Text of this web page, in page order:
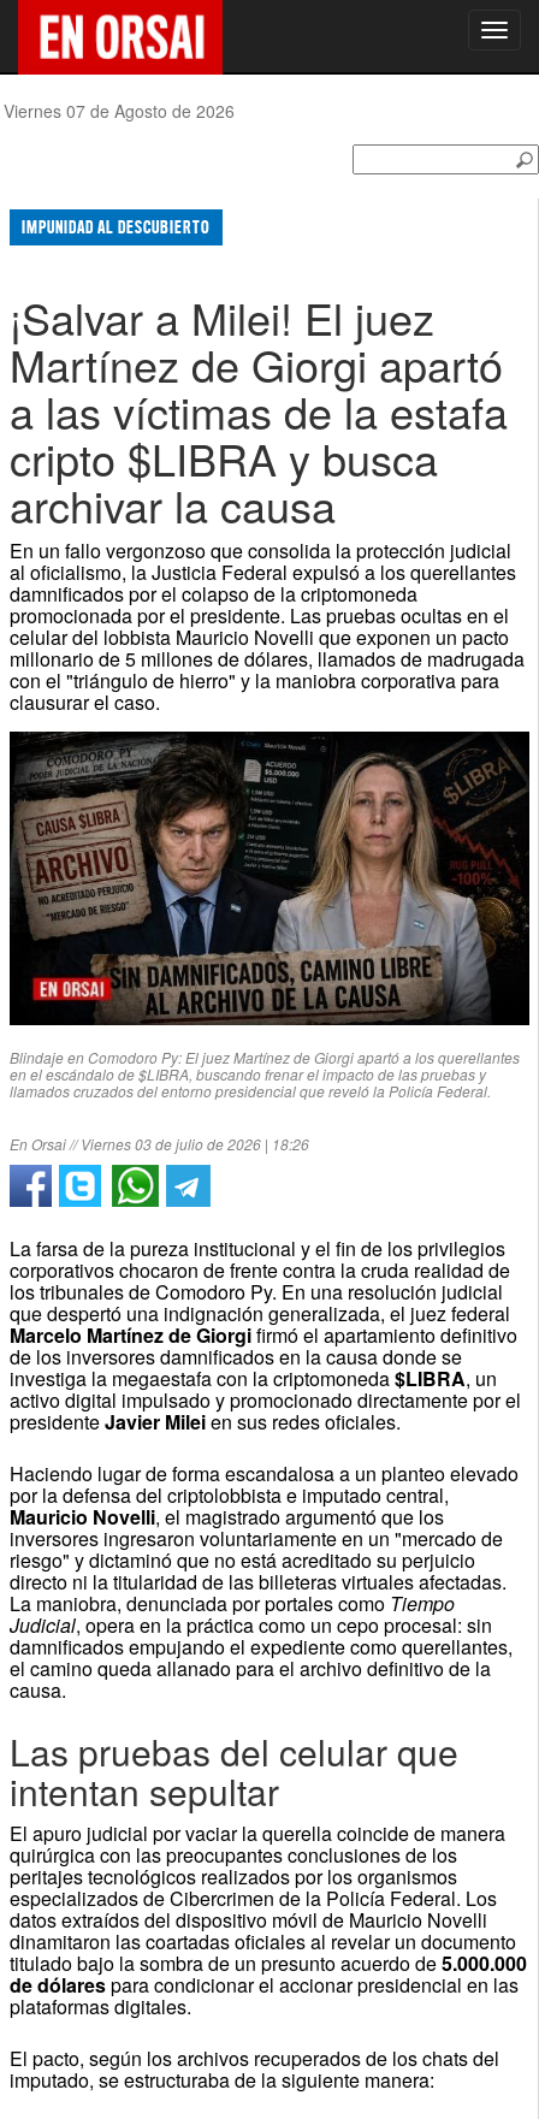
Viernes 07 de Agosto de 2026
IMPUNIDAD AL DESCUBIERTO
¡Salvar a Milei! El juez
Martínez de Giorgi apartó
a las víctimas de la estafa
cripto $LIBRA y busca
archivar la causa
En un fallo vergonzoso que consolida la protección judicial
al oficialismo, la Justicia Federal expulsó a los querellantes
damnificados por el colapso de la criptomoneda
promocionada por el presidente. Las pruebas ocultas en el
celular del lobbista Mauricio Novelli que exponen un pacto
millonario de 5 millones de dólares, llamados de madrugada
con el "triángulo de hierro" y la maniobra corporativa para
clausurar el caso.
Blindaje en Comodoro Py: El juez Martínez de Giorgi apartó a los querellantes
en el escándalo de $LIBRA, buscando frenar el impacto de las pruebas y
llamados cruzados del entorno presidencial que reveló la Policía Federal.
En Orsai // Viernes 03 de julio de 2026 | 18:26
La farsa de la pureza institucional y el fin de los privilegios
corporativos chocaron de frente contra la cruda realidad de
los tribunales de Comodoro Py. En una resolución judicial
que despertó una indignación generalizada, el juez federal
Marcelo Martínez de Giorgifirmó el apartamiento definitivo
de los inversores damnificados en la causa donde se
investiga la megaestafa con la criptomoneda$LIBRA, un
activo digital impulsado y promocionado directamente por el
presidenteJavier Mileien sus redes oficiales.
Haciendo lugar de forma escandalosa a un planteo elevado
por la defensa del criptolobbista e imputado central,
Mauricio Novelli, el magistrado argumentó que los
inversores ingresaron voluntariamente en un "mercado de
riesgo" y dictaminó que no está acreditado su perjuicio
directo ni la titularidad de las billeteras virtuales afectadas.
La maniobra, denunciada por portales como Tiempo
Judicial, opera en la práctica como un cepo procesal: sin
damnificados empujando el expediente como querellantes,
el camino queda allanado para el archivo definitivo de la
causa.
Las pruebas del celular que
intentan sepultar
El apuro judicial por vaciar la querella coincide de manera
quirúrgica con las preocupantes conclusiones de los
peritajes tecnológicos realizados por los organismos
especializados de Cibercrimen de la Policía Federal. Los
datos extraídos del dispositivo móvil de Mauricio Novelli
dinamitaron las coartadas oficiales al revelar un documento
titulado bajo la sombra de un presunto acuerdo de5.000.000
de dólarespara condicionar el accionar presidencial en las
plataformas digitales.
El pacto, según los archivos recuperados de los chats del
imputado, se estructuraba de la siguiente manera: